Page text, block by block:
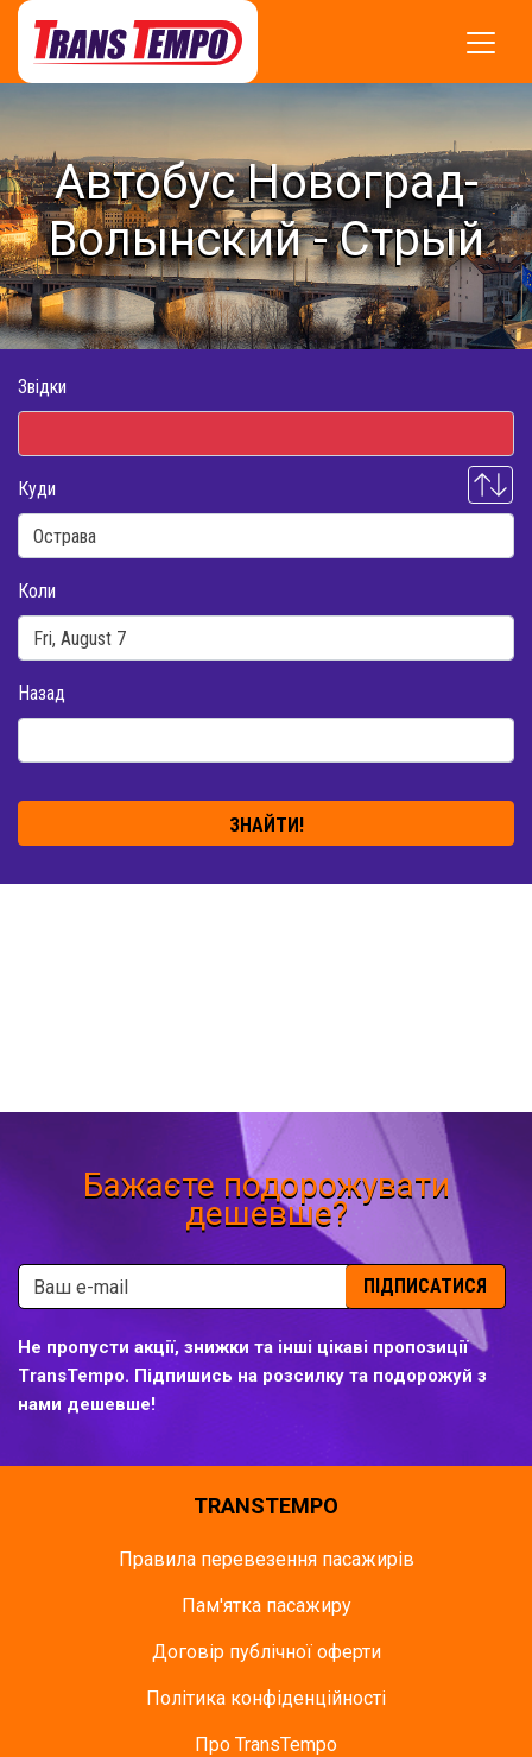
Автобус Новоград-
Волынский - Стрый
Звідки
Куди
Коли
Назад
ЗНАЙТИ!
Бажаєте подорожувати
дешевше?
ПІДПИСАТИСЯ
Не пропусти акції, знижки та інші цікаві пропозиції
TransTempo. Підпишись на розсилку та подорожуй з
нами дешевше!
TRANSTEMPO
Правила перевезення пасажирів
Пам'ятка пасажиру
Договір публічної оферти
Політика конфіденційності
Про TransTempo